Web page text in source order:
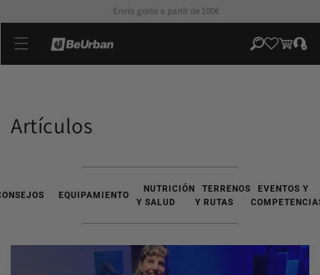
contenido
Primer cambio gratuíto*
Carrito
Iniciar
sesión
Artículos
EQUIPAMIENTO
NUTRICIÓN
Y SALUD
TERRENOS
Y RUTAS
EVENTOS Y